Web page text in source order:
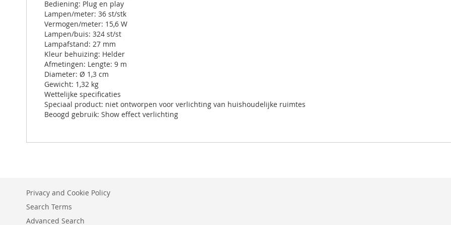
Bediening: Plug en play
Lampen/meter: 36 st/stk
Vermogen/meter: 15,6 W
Lampen/buis: 324 st/st
Lampafstand: 27 mm
Kleur behuizing: Helder
Afmetingen: Lengte: 9 m
Diameter: Ø 1,3 cm
Gewicht: 1,32 kg
Wettelijke specificaties
Speciaal product: niet ontworpen voor verlichting van huishoudelijke ruimtes
Beoogd gebruik: Show effect verlichting
Privacy and Cookie Policy
Search Terms
Advanced Search